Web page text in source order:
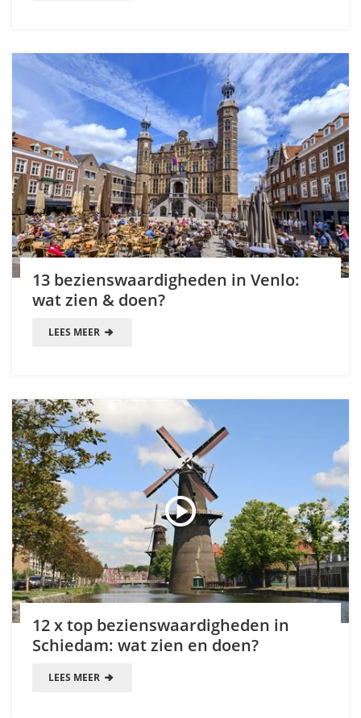
13 bezienswaardigheden in Venlo:
wat zien & doen?
LEES MEER
12 x top bezienswaardigheden in
Schiedam: wat zien en doen?
LEES MEER